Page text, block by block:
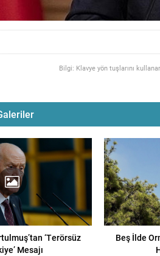
Bilgi: Klavye yön tuşlarını
‘Terörsüz
Mesajı
Beş İlde